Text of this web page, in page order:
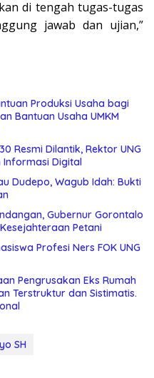
di tengah tugas-tugas
jawab dan ujian,”
Produksi Usaha bagi
Bantuan Usaha UMKM
Resmi Dilantik, Rektor UNG
Informasi Digital
Dudepo, Wagub Idah: Bukti
Gubernur Gorontalo
Petani
Profesi Ners FOK UNG
Pengrusakan Eks Rumah
SH